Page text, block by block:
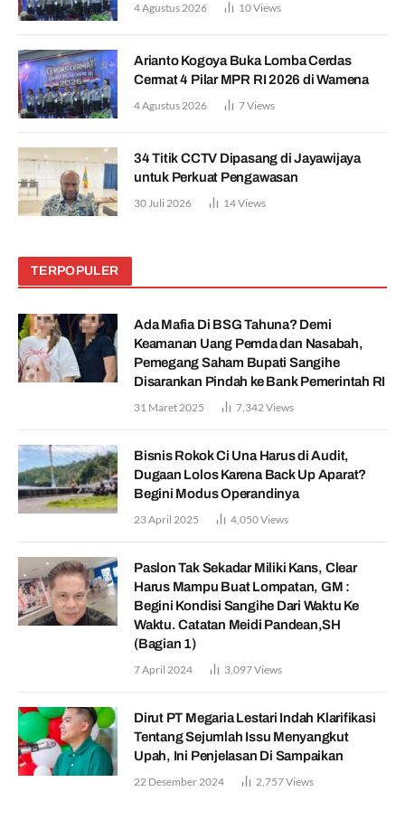
4 Agustus 2026 10Views
Arianto Kogoya Buka Lomba Cerdas
Cermat 4 Pilar MPR RI 2026 di Wamena
4 Agustus 2026 7Views
34 Titik CCTV Dipasang di Jayawijaya
untuk Perkuat Pengawasan
30 Juli 2026 14Views
TERPOPULER
Ada Mafia Di BSG Tahuna? Demi
Keamanan Uang Pemda dan Nasabah,
Pemegang Saham Bupati Sangihe
Disarankan Pindah ke Bank Pemerintah RI
31 Maret 2025 7,342Views
Bisnis Rokok Ci Una Harus di Audit,
Dugaan Lolos Karena Back Up Aparat?
Begini Modus Operandinya
23 April 2025 4,050Views
Paslon Tak Sekadar Miliki Kans, Clear
Harus Mampu Buat Lompatan, GM :
Begini Kondisi Sangihe Dari Waktu Ke
Waktu. Catatan Meidi Pandean,SH
(Bagian 1)
7 April 2024 3,097Views
Dirut PT Megaria Lestari Indah Klarifikasi
Tentang Sejumlah Issu Menyangkut
Upah, Ini Penjelasan Di Sampaikan
22 Desember 2024 2,757Views